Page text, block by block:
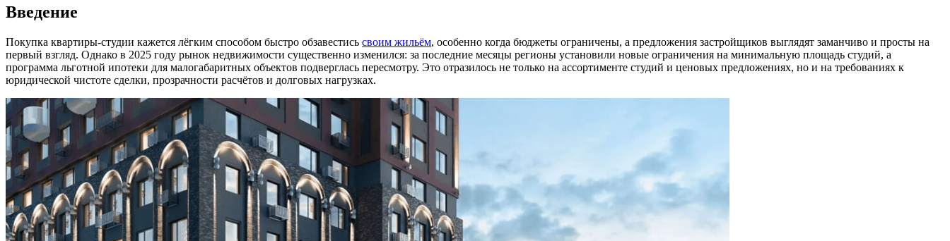
Введение
Покупка квартиры-студии кажется лёгким способом быстро обзавестись своим жильём, особенно когда бюджеты ограничены, а предложения застройщиков выглядят заманчиво и просты на
первый взгляд. Однако в 2025 году рынок недвижимости существенно изменился: за последние месяцы регионы установили новые ограничения на минимальную площадь студий, а
программа льготной ипотеки для малогабаритных объектов подверглась пересмотру. Это отразилось не только на ассортименте студий и ценовых предложениях, но и на требованиях к
юридической чистоте сделки, прозрачности расчётов и долговых нагрузках.